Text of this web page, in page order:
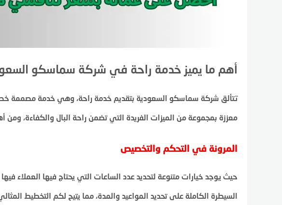
أهم ما يميز خدمة راحة في شركة سماسكو
تتألق شركة سماسكو السعودية بتقديم خدمة راحة، وهي خدمة مصممة
معززة بمجموعة من الميزات الفريدة التي تضمن راحة البال والكفاءة، ومن
المرونة في التحكم والتخصيص
حيث يوجد خيارات متنوعة لتحديد عدد الساعات التي يحتاج فيها العملاء
السيطرة الكاملة على تحديد المواعيد والمدة، مما يتيح لكم التخطيط